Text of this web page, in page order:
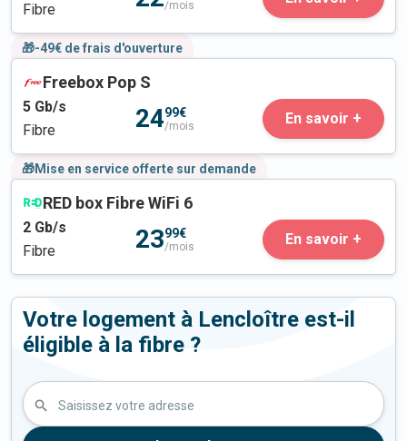
Fibre
/mois
🎁-49€ de frais d'ouverture
Freebox Pop S
5 Gb/s
Fibre
2499€
/mois En savoir +
🎁Mise en service offerte sur demande
RED box Fibre WiFi 6
2 Gb/s
Fibre
2399€
/mois En savoir +
Votre logement à Lencloître est-il
éligible à la fibre ?
Saisissez votre adresse